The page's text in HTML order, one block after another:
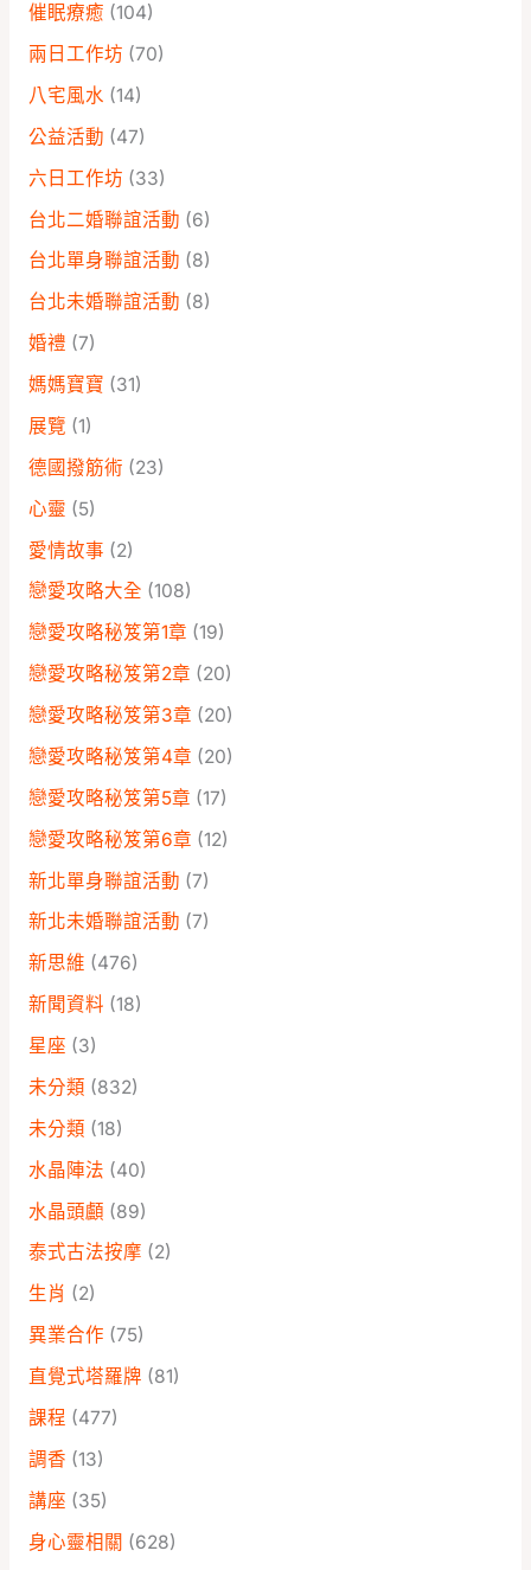
催眠療癒 (104)
兩日工作坊 (70)
八宅風水 (14)
公益活動 (47)
六日工作坊 (33)
台北二婚聯誼活動 (6)
台北單身聯誼活動 (8)
台北未婚聯誼活動 (8)
婚禮 (7)
媽媽寶寶 (31)
展覽 (1)
德國撥筋術 (23)
心靈 (5)
愛情故事 (2)
戀愛攻略大全 (108)
戀愛攻略秘笈第1章 (19)
戀愛攻略秘笈第2章 (20)
戀愛攻略秘笈第3章 (20)
戀愛攻略秘笈第4章 (20)
戀愛攻略秘笈第5章 (17)
戀愛攻略秘笈第6章 (12)
新北單身聯誼活動 (7)
新北未婚聯誼活動 (7)
新思維 (476)
新聞資料 (18)
星座 (3)
未分類 (832)
未分類 (18)
水晶陣法 (40)
水晶頭顱 (89)
泰式古法按摩 (2)
生肖 (2)
異業合作 (75)
直覺式塔羅牌 (81)
課程 (477)
調香 (13)
講座 (35)
身心靈相關 (628)